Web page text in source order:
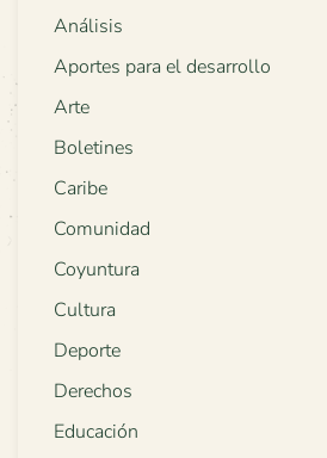
Análisis
Aportes para el desarrollo
Arte
Boletines
Caribe
Comunidad
Coyuntura
Cultura
Deporte
Derechos
Educación